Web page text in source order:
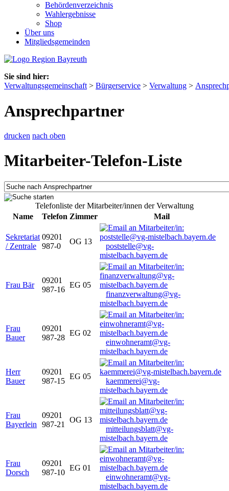
Behördenverzeichnis
Wahlergebnisse
Shop
Über uns
Mitgliedsgemeinden
Sie sind hier:
Verwaltungsgemeinschaft > Bürgerservice > Verwaltung >
Ansprechpartner
drucken nach oben
Mitarbeiter-Telefon-Liste
Telefonliste der Mitarbeiter/innen der Verwaltung
Name
Telefon Zimmer Mail
Sekretariat
/ Zentrale
09201
987-0
OG 13
poststelle@vg-
mistelbach.bayern.de
Frau Bär
09201
987-16
EG 05
finanzverwaltung@vg-
mistelbach.bayern.de
Frau
Bauer
09201
987-28
EG 02
einwohneramt@vg-
mistelbach.bayern.de
Herr
Bauer
09201
987-15
EG 05
kaemmerei@vg-
mistelbach.bayern.de
Frau
Bayerlein
09201
987-21
OG 13
mitteilungsblatt@vg-
mistelbach.bayern.de
Frau
Dorsch
09201
987-10
EG 01
einwohneramt@vg-
mistelbach.bayern.de